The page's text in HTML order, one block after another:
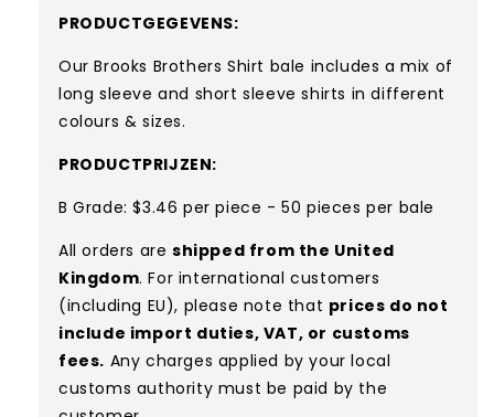
PRODUCTGEGEVENS:
Our Brooks Brothers Shirt bale includes a mix of
long sleeve and short sleeveshirts in different
colours & sizes.
PRODUCTPRIJZEN:
B Grade: $3.46 per piece - 50 pieces per bale
All orders are shipped from the United
Kingdom. For international customers
(including EU), please note that prices do not
include import duties, VAT, or customs
fees. Any charges applied by your local
customs authority must be paid by the